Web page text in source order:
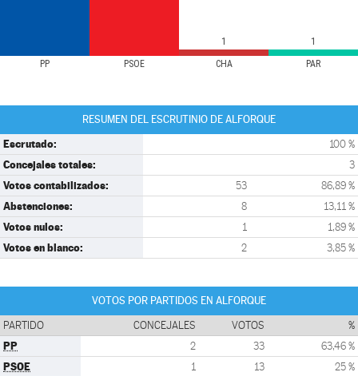
PP PSOE CHA PAR
1 1
RESUMEN DEL ESCRUTINIO DE ALFORQUE
Escrutado: 100 %
Concejales totales: 3
Votos contabilizados: 53 86,89 %
Abstenciones: 8 13,11 %
Votos nulos: 1 1,89 %
Votos en blanco: 2 3,85 %
VOTOS POR PARTIDOS EN ALFORQUE
PARTIDO CONCEJALES VOTOS %
PP 2 33 63,46 %
PSOE 1 13 25 %